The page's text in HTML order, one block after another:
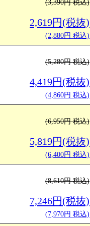
(3,390円 税込)
2,619円(税抜)
(2,880円 税込)
(5,280円 税込)
4,419円(税抜)
(4,860円 税込)
(6,950円 税込)
5,819円(税抜)
(6,400円 税込)
(8,610円 税込)
7,246円(税抜)
(7,970円 税込)